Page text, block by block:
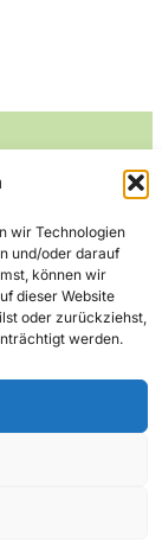
wir Technologien
und/oder darauf
können wir
dieser Website
oder zurückziehst,
werden.
by